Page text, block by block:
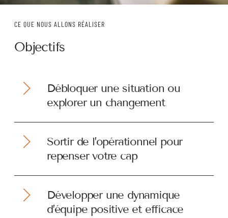
CE QUE NOUS ALLONS RÉALISER
Objectifs
Débloquer une situation ou
explorer un changement
Sortir de l’opérationnel pour
repenser votre cap
Développer une dynamique
d’équipe positive et efficace